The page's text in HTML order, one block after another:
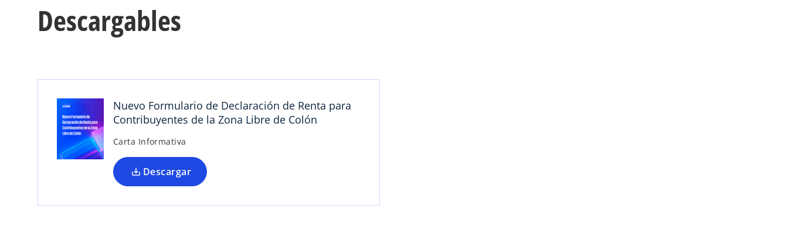
Descargables
Nuevo Formulario de Declaración de Renta para
Contribuyentes de la Zona Libre de Colón
Carta Informativa
Descargar
e
e
n
u
e
t